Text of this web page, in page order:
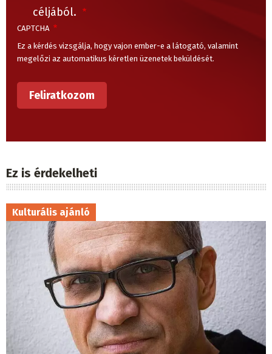
céljából.
CAPTCHA
Ez a kérdés vizsgálja, hogy vajon ember-e a látogató, valamint
megelőzi az automatikus kéretlen üzenetek beküldését.
Ez is érdekelheti
Kulturális ajánló